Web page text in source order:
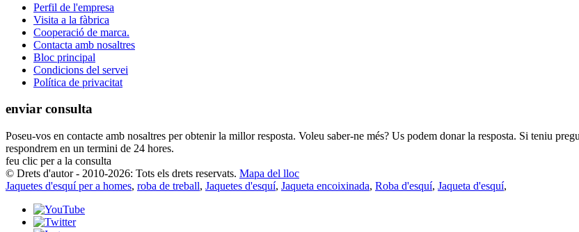
Perfil de l'empresa
Visita a la fàbrica
Cooperació de marca.
Contacta amb nosaltres
Bloc principal
Condicions del servei
Política de privacitat
enviar consulta
Poseu-vos en contacte amb nosaltres per obtenir la millor resposta. Voleu saber-ne més? Us podem donar la resposta. Si teniu
respondrem en un termini de 24 hores.
feu clic per a la consulta
© Drets d'autor - 2010-2026: Tots els drets reservats. Mapa del lloc
Jaquetes d'esquí per a homes, roba de treball, Jaquetes d'esquí, Jaqueta encoixinada, Roba d'esquí, Jaqueta d'esquí,